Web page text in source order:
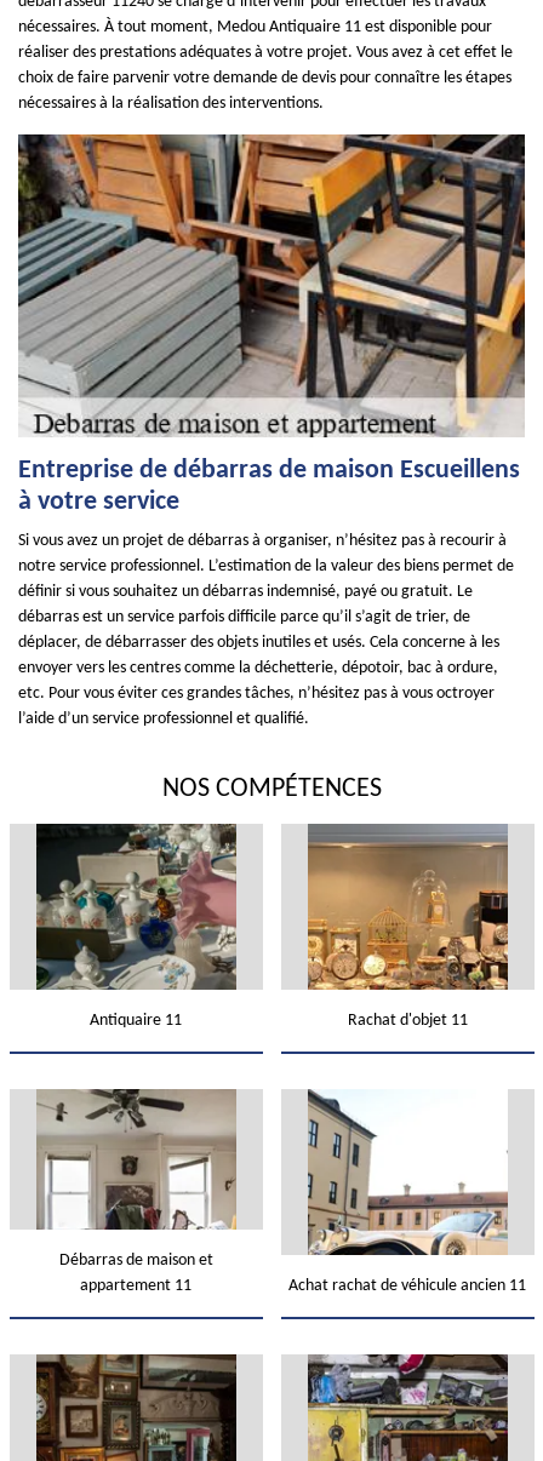
nécessaires. À tout moment, Medou Antiquaire 11 est disponible pour
réaliser des prestations adéquates à votre projet. Vous avez à cet effet le
choix de faire parvenir votre demande de devis pour connaître les étapes
nécessaires à la réalisation des interventions.
Entreprise de débarras de maison Escueillens
à votre service
Si vous avez un projet de débarras à organiser, n’hésitez pas à recourir à
notre service professionnel. L’estimation de la valeur des biens permet de
définir si vous souhaitez un débarras indemnisé, payé ou gratuit. Le
débarras est un service parfois difficile parce qu’il s’agit de trier, de
déplacer, de débarrasser des objets inutiles et usés. Cela concerne à les
envoyer vers les centres comme la déchetterie, dépotoir, bac à ordure,
etc. Pour vous éviter ces grandes tâches, n’hésitez pas à vous octroyer
l’aide d’un service professionnel et qualifié.
NOS COMPÉTENCES
Antiquaire 11 Rachat d'objet 11
Débarras de maison et
appartement 11
Achat rachat de véhicule ancien 11